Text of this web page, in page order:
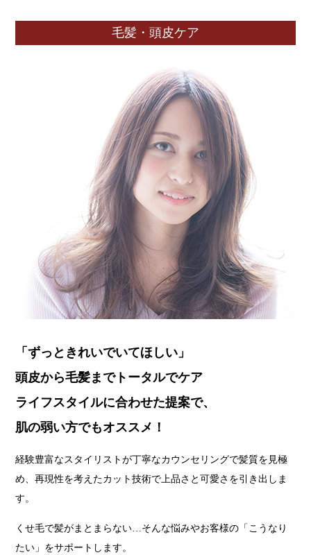
毛髪・頭皮ケア
「ずっときれいでいてほしい」
頭皮から毛髪までトータルでケア
ライフスタイルに合わせた提案で、
肌の弱い方でもオススメ！
経験豊富なスタイリストが丁寧なカウンセリングで髪質を見極
め、再現性を考えたカット技術で上品さと可愛さを引き出しま
す。
くせ毛で髪がまとまらない…そんな悩みやお客様の「こうなり
たい」をサポートします。